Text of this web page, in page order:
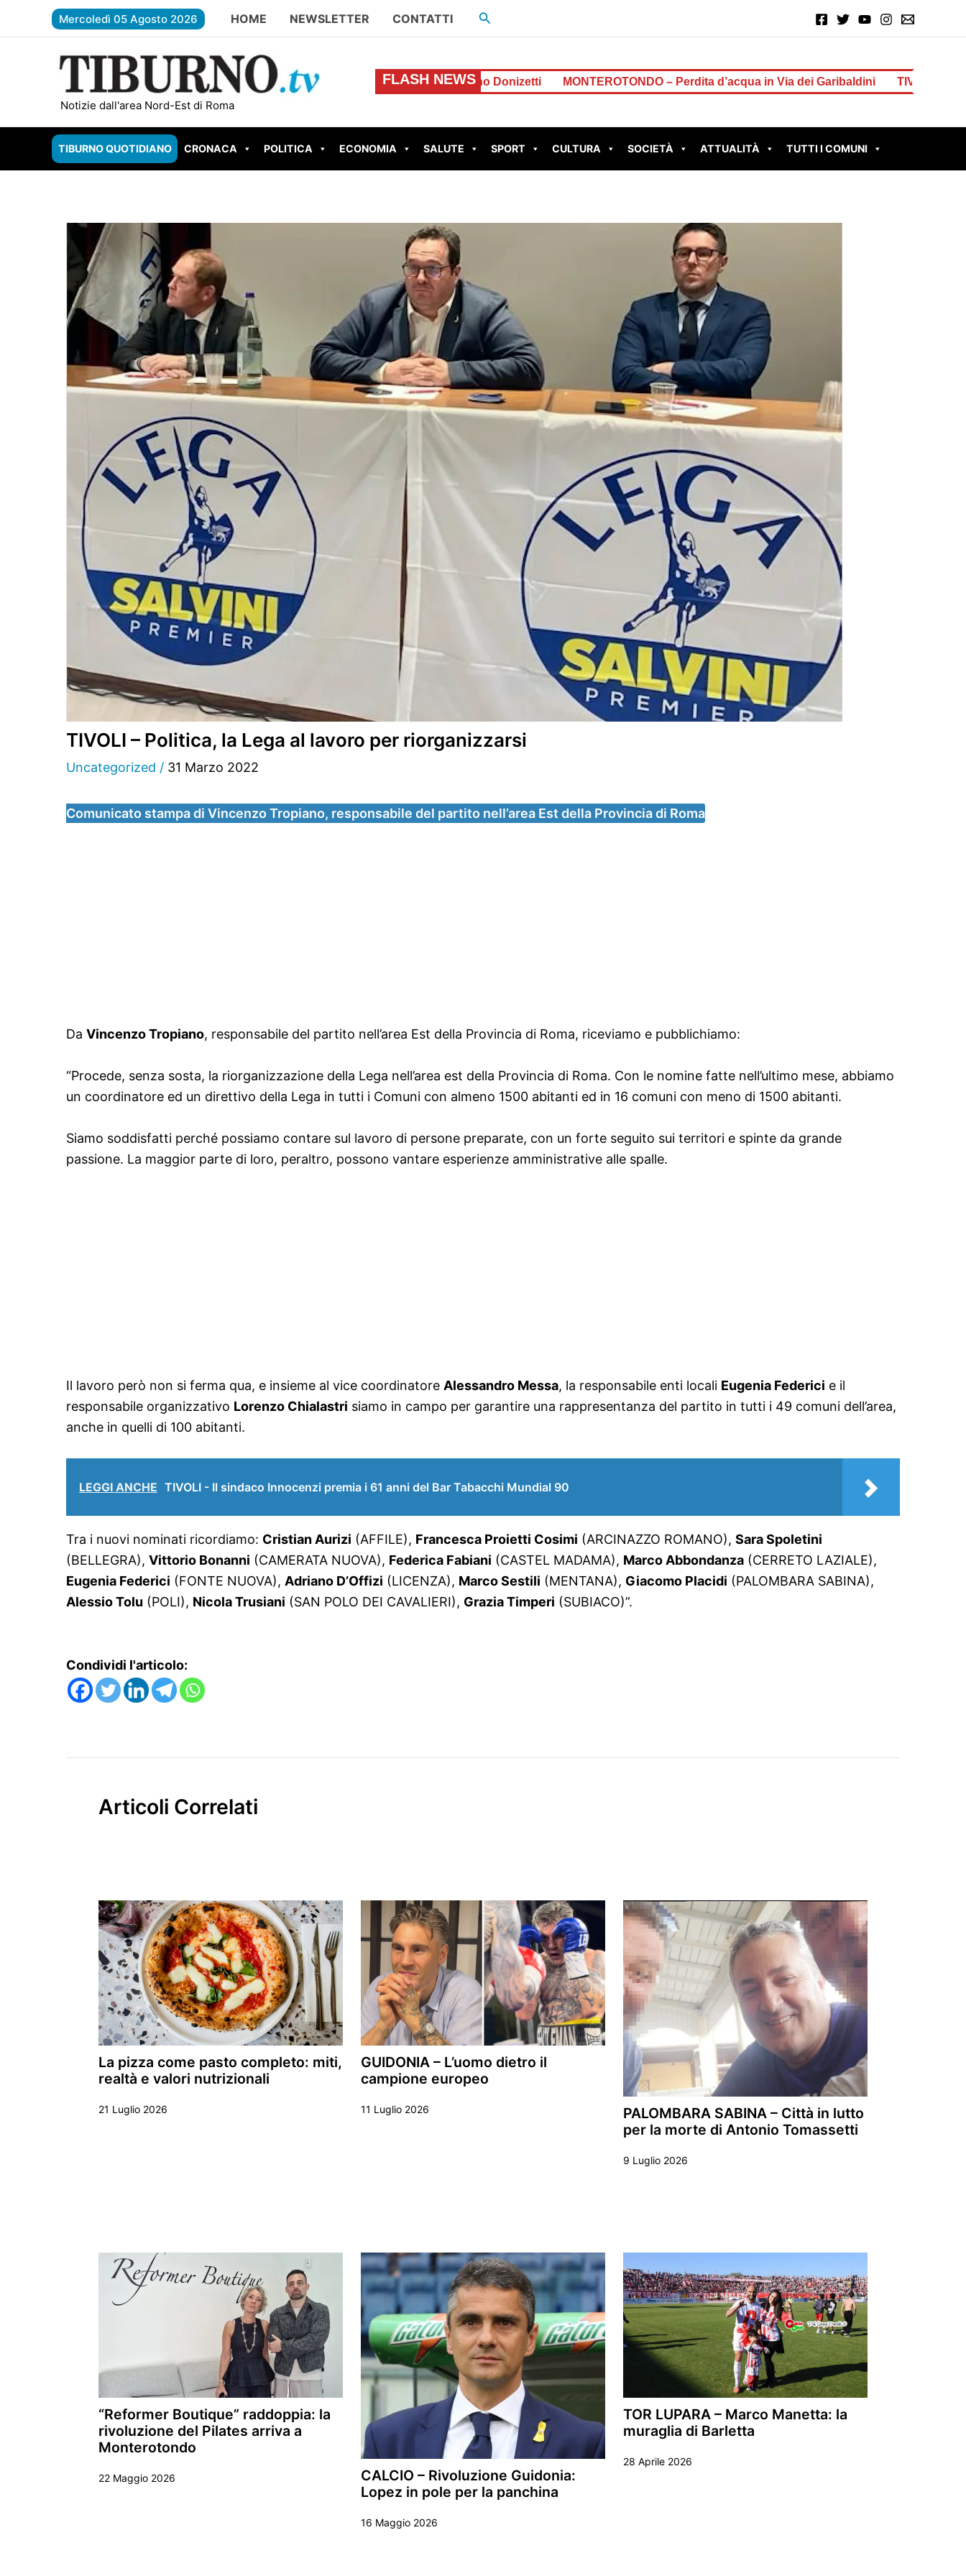
Mercoledì 05 Agosto 2026 HOME NEWSLETTER CONTATTI Cerca
Notizie dall'area Nord-Est di Roma
FLASH NEWS
GUIDONIA BRUCIA ANCORA: nuovo incendio in Via Gaetano Donizetti MONTEROTONDO – Perdita d’acqua in Via dei Garibaldini TIVOLI – Il sindaco
TIBURNO QUOTIDIANO CRONACA POLITICA ECONOMIA SALUTE SPORT CULTURA SOCIETÀ ATTUALITÀ TUTTI I COMUNI
TIVOLI – Politica, la Lega al lavoro per riorganizzarsi
Uncategorized / 31 Marzo 2022
Comunicato stampa di Vincenzo Tropiano, responsabile del partito nell’area Est della Provincia di Roma
Da Vincenzo Tropiano, responsabile del partito nell’area Est della Provincia di Roma, riceviamo e pubblichiamo:
“Procede, senza sosta, la riorganizzazione della Lega nell’area est della Provincia di Roma. Con le nomine fatte nell’ultimo mese, abbiamo
un coordinatore ed un direttivo della Lega in tutti i Comuni con almeno 1500 abitanti ed in 16 comuni con meno di 1500 abitanti.
Siamo soddisfatti perché possiamo contare sul lavoro di persone preparate, con un forte seguito sui territori e spinte da grande
passione. La maggior parte di loro, peraltro, possono vantare esperienze amministrative alle spalle.
Il lavoro però non si ferma qua, e insieme al vice coordinatore Alessandro Messa, la responsabile enti locali Eugenia Federici e il
responsabile organizzativo Lorenzo Chialastri siamo in campo per garantire una rappresentanza del partito in tutti i 49 comuni dell’area,
anche in quelli di 100 abitanti.
LEGGI ANCHE TIVOLI - Il sindaco Innocenzi premia i 61 anni del Bar Tabacchi Mundial 90
Tra i nuovi nominati ricordiamo: Cristian Aurizi (AFFILE), Francesca Proietti Cosimi (ARCINAZZO ROMANO), Sara Spoletini
(BELLEGRA), Vittorio Bonanni (CAMERATA NUOVA), Federica Fabiani (CASTEL MADAMA), Marco Abbondanza (CERRETO LAZIALE),
Eugenia Federici (FONTE NUOVA), Adriano D’Offizi (LICENZA), Marco Sestili (MENTANA), Giacomo Placidi (PALOMBARA SABINA),
Alessio Tolu (POLI), Nicola Trusiani (SAN POLO DEI CAVALIERI), Grazia Timperi (SUBIACO)”.
Condividi l'articolo:
Articoli Correlati
La pizza come pasto completo: miti,
realtà e valori nutrizionali
21 Luglio 2026
GUIDONIA – L’uomo dietro il
campione europeo
11 Luglio 2026
PALOMBARA SABINA – Città in lutto
per la morte di Antonio Tomassetti
9 Luglio 2026
“Reformer Boutique” raddoppia: la
rivoluzione del Pilates arriva a
Monterotondo
22 Maggio 2026
CALCIO – Rivoluzione Guidonia:
Lopez in pole per la panchina
16 Maggio 2026
TOR LUPARA – Marco Manetta: la
muraglia di Barletta
28 Aprile 2026